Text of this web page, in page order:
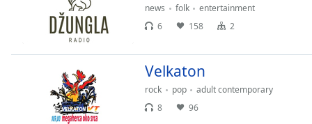
news folk
entertainment
6
158 2
Velkaton
rock pop
adult contemporary
8
96